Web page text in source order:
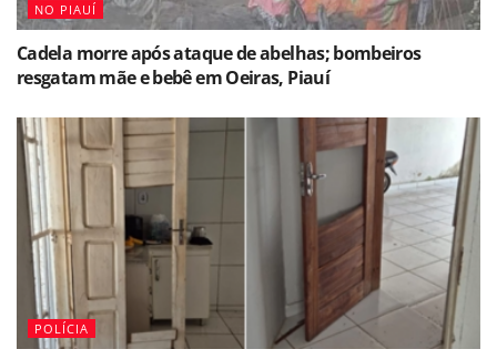
NO PIAUÍ
Cadela morre após ataque de abelhas; bombeiros
resgatam mãe e bebê em Oeiras, Piauí
POLÍCIA